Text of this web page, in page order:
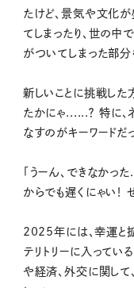
たけど、景気や文化
てしまったり、世の中
がついてしまった部分
新しいことに挑戦した
たかにゃ......？ 特に
なすのがキーワードだ
「うーん、できなか
からでも遅くにゃい！
2025年には、幸運と
テリトリーに入ってい
や経済、外交に関し